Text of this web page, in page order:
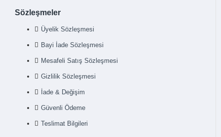
Sözleşmeler
Üyelik Sözleşmesi
Bayi İade Sözleşmesi
Mesafeli Satış Sözleşmesi
Gizlilik Sözleşmesi
İade & Değişim
Güvenli Ödeme
Teslimat Bilgileri